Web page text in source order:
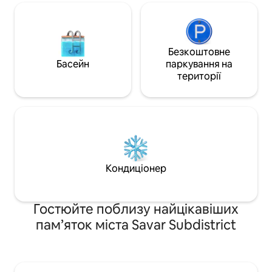
Басейн
Безкоштовне
паркування на
території
Кондиціонер
Гостюйте поблизу найцікавіших
пам’яток міста Savar Subdistrict